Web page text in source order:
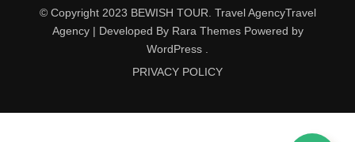
© Copyright 2023 BEWISH TOUR. Travel AgencyTravel
Agency | Developed By Rara ThemesPowered by
WordPress .
PRIVACY POLICY